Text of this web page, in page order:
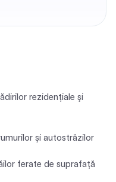
rezidenţiale şi
şi autostrăzilor
ferate de suprafaţă